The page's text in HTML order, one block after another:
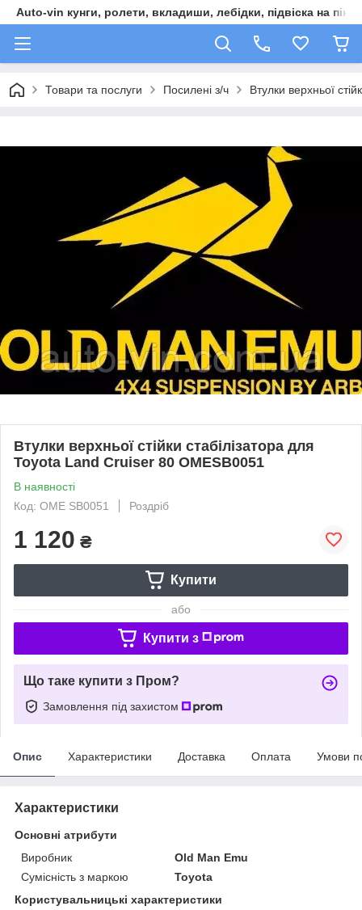
Auto-vin кунги, ролети, вкладиши, лебідки, підвіска на пікап
Товари та послуги Посилені з/ч Втулки верхньої
Втулки верхньої стійки стабілізатора для
Toyota Land Cruiser 80 OMESB0051
В наявності
Код: OME SB0051
Роздріб
1 120 ₴
Купити
або
Купити з
Що таке купити з Пром?
Замовлення під захистом
Опис Характеристики Доставка Оплата Умови
Характеристики
Основні атрибути
Виробник
Old Man Emu
Сумісність з маркою
Toyota
Користувальницькі характеристики